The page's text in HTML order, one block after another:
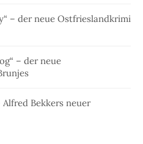
– der neue Ostfrieslandkrimi
– der neue
Alfred Bekkers neuer